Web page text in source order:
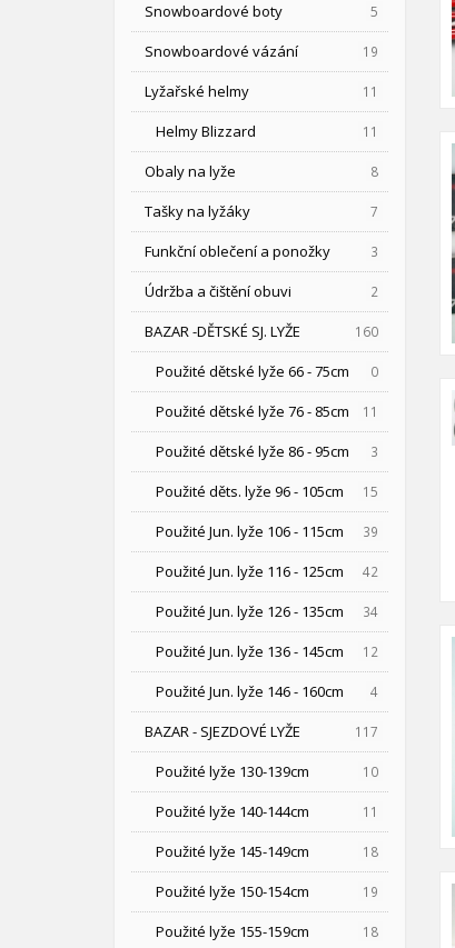
Snowboardové boty 5
Snowboardové vázání 19
Lyžařské helmy 11
Helmy Blizzard 11
Obaly na lyže 8
Tašky na lyžáky 7
Funkční oblečení a ponožky 3
Údržba a čištění obuvi 2
BAZAR -DĚTSKÉ SJ. LYŽE 160
Použité dětské lyže 66 - 75cm 0
Použité dětské lyže 76 - 85cm 11
Použité dětské lyže 86 - 95cm 3
Použité děts. lyže 96 - 105cm 15
Použité Jun. lyže 106 - 115cm 39
Použité Jun. lyže 116 - 125cm 42
Použité Jun. lyže 126 - 135cm 34
Použité Jun. lyže 136 - 145cm 12
Použité Jun. lyže 146 - 160cm 4
BAZAR - SJEZDOVÉ LYŽE 117
Použité lyže 130-139cm 10
Použité lyže 140-144cm 11
Použité lyže 145-149cm 18
Použité lyže 150-154cm 19
Použité lyže 155-159cm 18